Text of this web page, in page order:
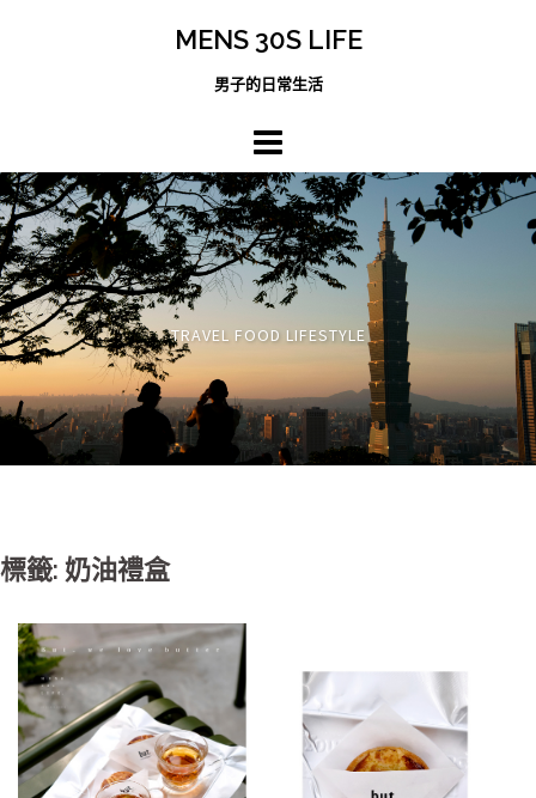
MENS 30S LIFE
男子的日常生活
TRAVEL FOOD LIFESTYLE
標籤: 奶油禮盒